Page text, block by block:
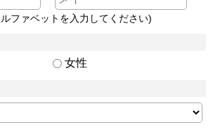
ファベットを入力してください)
女性